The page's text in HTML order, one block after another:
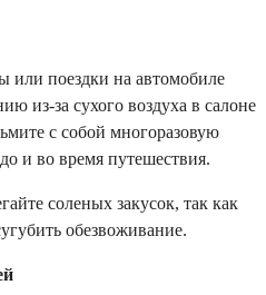
или поездки на автомобиле
из-за сухого воздуха в салоне
с собой многоразовую
и во время путешествия.
соленых закусок, так как
обезвоживание.